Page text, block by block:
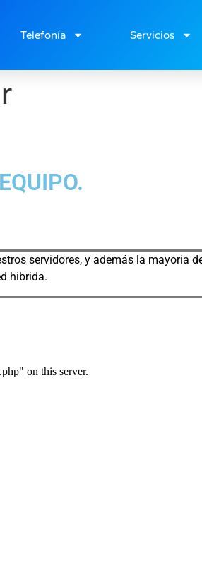
Telefonía Servicios
servidores, y además la mayoria
hibrida.